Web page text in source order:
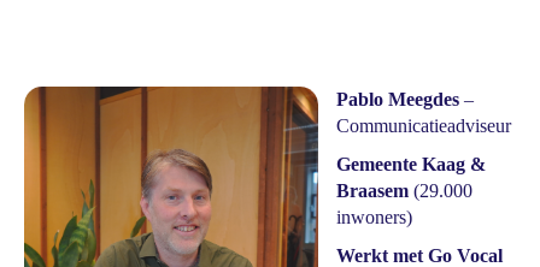
Pablo Meegdes –
Communicatieadviseur
Gemeente Kaag &
Braasem (29.000
inwoners)
Werkt met Go Vocal